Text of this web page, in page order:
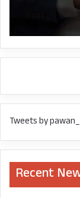
May 3,
Tweets by
Recent